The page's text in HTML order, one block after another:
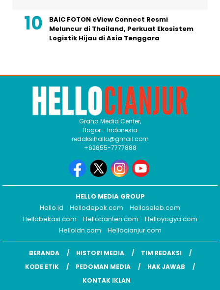
BAIC FOTON eView Connect Resmi
Meluncur di Thailand, Perkuat Ekosistem
Logistik Hijau di Asia Tenggara
Graha Media Center,
Bogor - Indonesia
redaksihallo@gmail.com
+62855-7777888
HELLO MEDIA GROUP
Hello.id
Hellodepok.com
Helloseleb.com
Hellobekasi.com
Hellobanten.com
Helloyogya.com
Helloidn.com
Hellocianjur.com
BERANDA HISTORI MEDIA
TIM REDAKSI
KODE ETIK
PEDOMAN MEDIA
HAK JAWAB
KONTAK IKLAN